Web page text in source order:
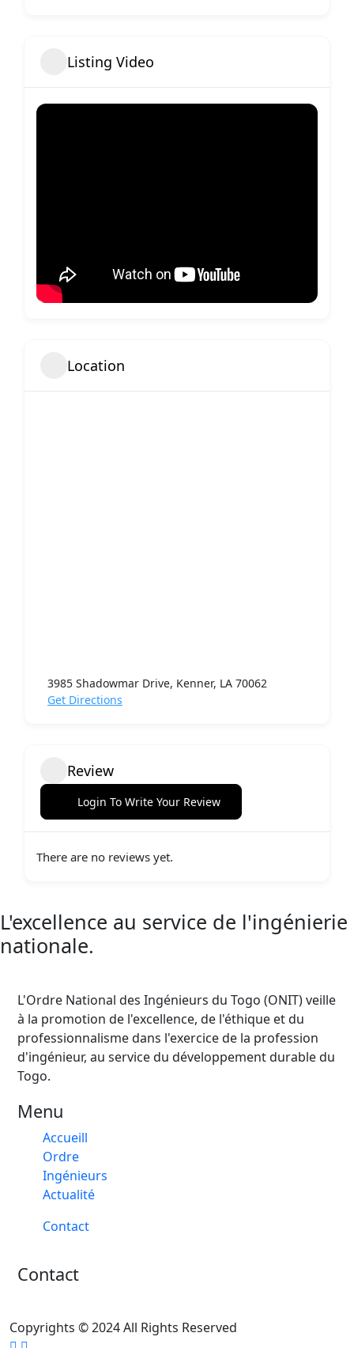
Listing Video
Location
3985 Shadowmar Drive, Kenner, LA 70062
Get Directions
Review
Login To Write Your Review
There are no reviews yet.
L'excellence au service de l'ingénierie
nationale.
L'Ordre National des Ingénieurs du Togo (ONIT) veille
à la promotion de l'excellence, de l'éthique et du
professionnalisme dans l'exercice de la profession
d'ingénieur, au service du développement durable du
Togo.
Menu
Accueill
Ordre
Ingénieurs
Actualité
Contact
Contact
Copyrights © 2024 All Rights Reserved